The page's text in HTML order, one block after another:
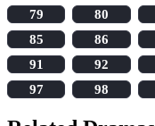
79
80
85
86
91
92
97
98